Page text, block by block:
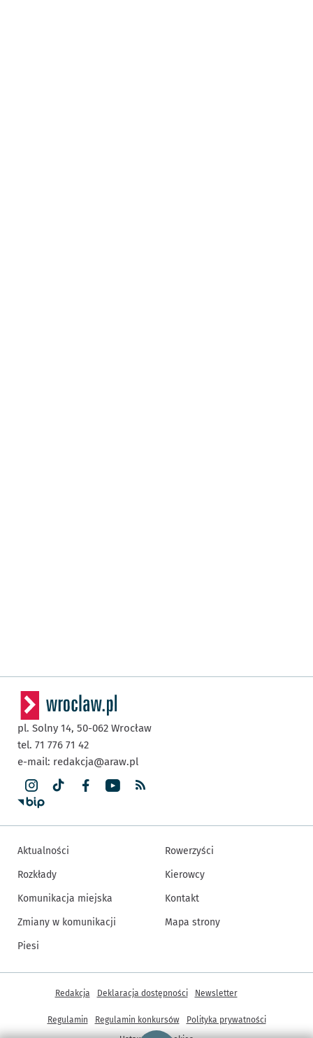
pl. Solny 14, 50-062 Wrocław
tel. 71 776 71 42
e-mail: redakcja@araw.pl
Aktualności
Rozkłady
Komunikacja miejska
Zmiany w komunikacji
Piesi
Rowerzyści
Kierowcy
Kontakt
Mapa strony
Inne informacje
Redakcja Deklaracja dostępności Newsletter
Regulamin Regulamin konkursów
Polityka prywatności